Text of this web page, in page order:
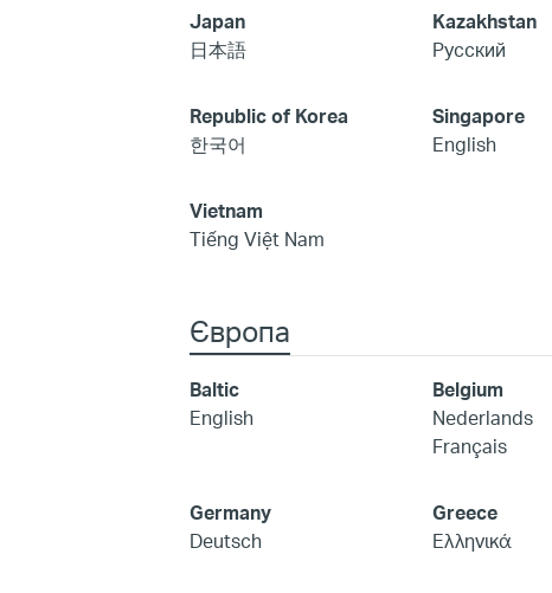
Japan
日本語
Kazakhstan
Русский
Republic of Korea
한국어
Singapore
English
Vietnam
Tiếng Việt Nam
Європа
Baltic
English
Belgium
Nederlands
Français
Germany
Deutsch
Greece
Ελληνικά